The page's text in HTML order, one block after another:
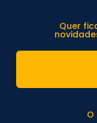
Quer